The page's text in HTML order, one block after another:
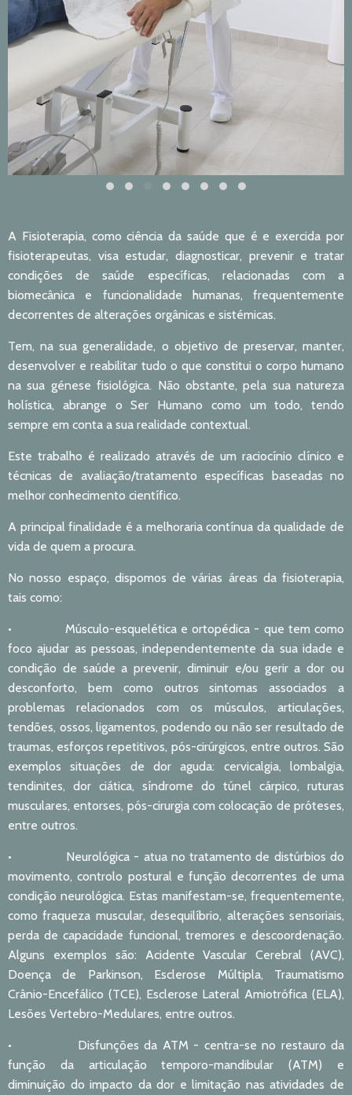
A Fisioterapia, como ciência da saúde que é e exercida por
fisioterapeutas, visa estudar, diagnosticar, prevenir e tratar
condições de saúde específicas, relacionadas com a
biomecânica e funcionalidade humanas, frequentemente
decorrentes de alterações orgânicas e sistémicas.
Tem, na sua generalidade, o objetivo de preservar, manter,
desenvolver e reabilitar tudo o que constitui o corpo humano
na sua génese fisiológica. Não obstante, pela sua natureza
holística, abrange o Ser Humano como um todo, tendo
sempre em conta a sua realidade contextual.
Este trabalho é realizado através de um raciocínio clínico e
técnicas de avaliação/tratamento específicas baseadas no
melhor conhecimento científico.
A principal finalidade é a melhoraria contínua da qualidade de
vida de quem a procura.
No nosso espaço, dispomos de várias áreas da fisioterapia,
tais como:
• Músculo-esquelética e ortopédica - que tem como
foco ajudar as pessoas, independentemente da sua idade e
condição de saúde a prevenir, diminuir e/ou gerir a dor ou
desconforto, bem como outros sintomas associados a
problemas relacionados com os músculos, articulações,
tendões, ossos, ligamentos, podendo ou não ser resultado de
traumas, esforços repetitivos, pós-cirúrgicos, entre outros. São
exemplos situações de dor aguda: cervicalgia, lombalgia,
tendinites, dor ciática, síndrome do túnel cárpico, ruturas
musculares, entorses, pós-cirurgia com colocação de próteses,
entre outros.
• Neurológica - atua no tratamento de distúrbios do
movimento, controlo postural e função decorrentes de uma
condição neurológica. Estas manifestam-se, frequentemente,
como fraqueza muscular, desequilíbrio, alterações sensoriais,
perda de capacidade funcional, tremores e descoordenação.
Alguns exemplos são: Acidente Vascular Cerebral (AVC),
Doença de Parkinson, Esclerose Múltipla, Traumatismo
Crânio-Encefálico (TCE), Esclerose Lateral Amiotrófica (ELA),
Lesões Vertebro-Medulares, entre outros.
• Disfunções da ATM - centra-se no restauro da
função da articulação temporo-mandibular (ATM) e
diminuição do impacto da dor e limitação nas atividades de